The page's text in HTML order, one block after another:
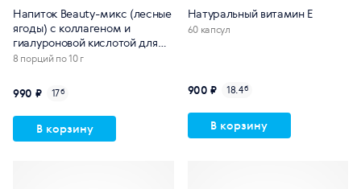
Напиток Beauty-микс (лесные
ягоды) с коллагеном и
гиалуроновой кислотой для
сияния кожи
8 порций по 10 г
990 ₽ 17б
В корзину
Натуральный витамин E
60 капсул
900 ₽ 18.4б
В корзину